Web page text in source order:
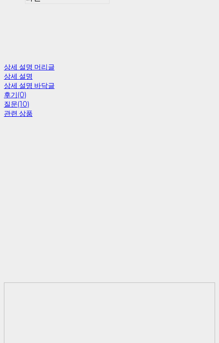
상세 설명 머리글
상세 설명
상세 설명 바닥글
후기(0)
질문(10)
관련 상품